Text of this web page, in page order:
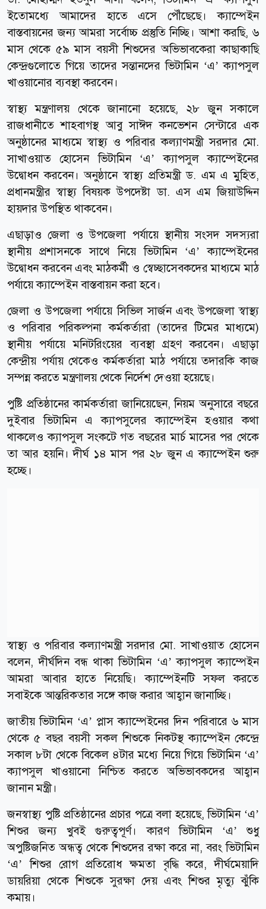
ইতোমধ্যে আমাদের হাতে এসে পৌঁছেছে। ক্যাম্পেইন
বাস্তবায়নের জন্য আমরা সর্বোচ্চ প্রস্তুতি নিচ্ছি। আশা করছি, ৬
মাস থেকে ৫৯ মাস বয়সী শিশুদের অভিভাবকেরা কাছাকাছি
কেন্দ্রগুলোতে গিয়ে তাদের সন্তানদের ভিটামিন ‘এ’ ক্যাপসুল
খাওয়ানোর ব্যবস্থা করবেন।
স্বাস্থ্য মন্ত্রণালয় থেকে জানানো হয়েছে, ২৮ জুন সকালে
রাজধানীতে শাহবাগস্থ আবু সাঈদ কনভেশন সেন্টারে এক
অনুষ্ঠানের মাধ্যমে স্বাস্থ্য ও পরিবার কল্যাণমন্ত্রী সরদার মো.
সাখাওয়াত হোসেন ভিটামিন ‘এ’ ক্যাপসুল ক্যাম্পেইনের
উদ্বোধন করবেন। অনুষ্ঠানে স্বাস্থ্য প্রতিমন্ত্রী ড. এম এ মুহিত,
প্রধানমন্ত্রীর স্বাস্থ্য বিষয়ক উপদেষ্টা ডা. এস এম জিয়াউদ্দিন
হায়দার উপস্থিত থাকবেন।
এছাড়াও জেলা ও উপজেলা পর্যায়ে স্থানীয় সংসদ সদস্যরা
স্থানীয় প্রশাসনকে সাথে নিয়ে ভিটামিন ‘এ’ ক্যাম্পেইনের
উদ্বোধন করবেন এবং মাঠকর্মী ও স্বেচ্ছাসেবকদের মাধ্যমে মাঠ
পর্যায়ে ক্যাম্পেইন বাস্তবায়ন করা হবে।
জেলা ও উপজেলা পর্যায়ে সিভিল সার্জন এবং উপজেলা স্বাস্থ্য
ও পরিবার পরিকল্পনা কর্মকর্তারা (তাদের টিমের মাধ্যমে)
স্থানীয় পর্যায়ে মনিটরিংয়ের ব্যবস্থা গ্রহণ করবেন। এছাড়া
কেন্দ্রীয় পর্যায় থেকেও কর্মকর্তারা মাঠ পর্যায়ে তদারকি কাজ
সম্পন্ন করতে মন্ত্রণালয় থেকে নির্দেশ দেওয়া হয়েছে।
পুষ্টি প্রতিষ্ঠানের কার্মকর্তারা জানিয়েছেন, নিয়ম অনুসারে বছরে
দুইবার ভিটামিন এ ক্যাপসুলের ক্যাম্পেইন হওয়ার কথা
থাকলেও ক্যাপসুল সংকটে গত বছরের মার্চ মাসের পর থেকে
তা আর হয়নি। দীর্ঘ ১৪ মাস পর ২৮ জুন এ ক্যাম্পেইন শুরু
হচ্ছে।
স্বাস্থ্য ও পরিবার কল্যাণমন্ত্রী সরদার মো. সাখাওয়াত হোসেন
বলেন, দীর্ঘদিন বন্ধ থাকা ভিটামিন ‘এ’ ক্যাপসুল ক্যাম্পেইন
আমরা আবার হাতে নিয়েছি। ক্যাম্পেইনটি সফল করতে
সবাইকে আন্তরিকতার সঙ্গে কাজ করার আহ্বান জানাচ্ছি।
জাতীয় ভিটামিন ‘এ’ প্লাস ক্যাম্পেইনের দিন পরিবারে ৬ মাস
থেকে ৫ বছর বয়সী সকল শিশুকে নিকটস্থ ক্যাম্পেইন কেন্দ্রে
সকাল ৮টা থেকে বিকেল ৪টার মধ্যে নিয়ে গিয়ে ভিটামিন ‘এ’
ক্যাপসুল খাওয়ানো নিশ্চিত করতে অভিভাবকদের আহ্বান
জানান মন্ত্রী।
জনস্বাস্থ্য পুষ্টি প্রতিষ্ঠানের প্রচার পত্রে বলা হয়েছে, ভিটামিন ‘এ’
শিশুর জন্য খুবই গুরুত্বপূর্ণ। কারণ ভিটামিন ‘এ’ শুধু
অপুষ্টিজনিত অন্ধত্ব থেকে শিশুদের রক্ষা করে না, বরং ভিটামিন
‘এ’ শিশুর রোগ প্রতিরোধ ক্ষমতা বৃদ্ধি করে, দীর্ঘমেয়াদি
ডায়রিয়া থেকে শিশুকে সুরক্ষা দেয় এবং শিশুর মৃত্যু ঝুঁকি
কমায়।